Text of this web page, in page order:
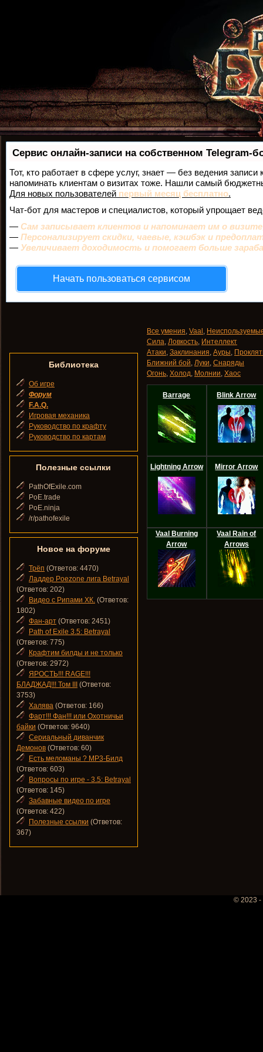
Сервис онлайн-записи на собственном Telegram-
Тот, кто работает в сфере услуг, знает — без ведения
напоминать клиентам о визитах тоже. Нашли самый
Для новых пользователей первый месяц бесплатно.
Чат-бот для мастеров и специалистов, который упрощает
— Сам записывает клиентов и напоминает им о
— Персонализирует скидки, чаевые, кэшбэк и
— Увеличивает доходимость и помогает больше
Начать пользоваться сервисом
Все умения, Vaal ,
Сила, Ловкость, Интеллект
Атаки, Заклинания, Ауры,
Ближний бой, Луки, Снаряды
Огонь, Холод, Молнии, Хаос
Barrage Blink Arrow
Lightning Arrow Mirror Arrow
Vaal Burning
Arrow
Vaal Rain of
Arrows
Библиотека
Об игре
Форум
F.A.Q.
Игровая механика
Руководство по крафту
Руководство по картам
Полезные ссылки
PathOfExile.com
PoE.trade
PoE.ninja
/r/pathofexile
Новое на форуме
Трёп (Ответов: 4470)
Ладдер Poezone лига Betrayal
(Ответов: 202)
Видео с Рипами ХК. (Ответов:
1802)
Фан-арт (Ответов: 2451)
Path of Exile 3.5: Betrayal
(Ответов: 775)
Крафтим билды и не только
(Ответов: 2972)
ЯРОСТЬ!!! RAGE!!!
БЛАДЖАД!!! Том III
(Ответов:
3753)
Халява (Ответов: 166)
Фарт!!! Фан!!! или Охотничьи
байки (Ответов: 9640)
Сериальный диванчик
Демонов (Ответов: 60)
Есть меломаны ? MP3-Билд
(Ответов: 603)
Вопросы по игре - 3.5: Betrayal
(Ответов: 145)
Забавные видео по игре
(Ответов: 422)
Полезные ссылки (Ответов:
367)
© 2023 -